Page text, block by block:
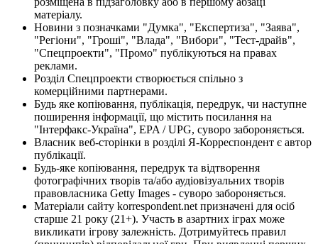
матеріалу.
Новини з позначками "Думка", "Експертиза", "Заява",
"Регіони", "Гроші", "Влада", "Вибори", "Тест-драйв",
"Спецпроекти", "Промо" публікуються на правах
реклами.
Розділ Спецпроекти створюється спільно з
комерційними партнерами.
Будь яке копіювання, публікація, передрук, чи наступне
поширення інформації, що містить посилання на
"Інтерфакс-Україна", EPA / UPG, суворо забороняється.
Власник веб-сторінки в розділі Я-Корреспондент є автор
публікації.
Будь-яке копіювання, передрук та відтворення
фотографічних творів та/або аудіовізуальних творів
правовласника Getty Images - суворо забороняється.
Матеріали сайту korrespondent.net призначені для осіб
старше 21 року (21+). Участь в азартних іграх може
викликати ігрову залежність. Дотримуйтесь правил